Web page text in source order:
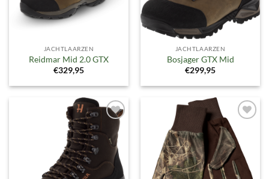
JACHTLAARZEN
Reidmar Mid 2.0 GTX
€329,95
JACHTLAARZEN
Bosjager GTX Mid
€299,95
Toevoegen
aan
verlanglijst
Toevoegen
aan
verlanglijst